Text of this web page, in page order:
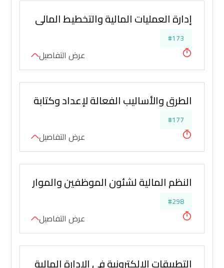
إدارة العمليات المالية والتخطيط المالي
#173
عرض التفاصيل
الطرق والأساليب الفعالة لإعداد وكتابة التقارير
#177
عرض التفاصيل
النظم المالية لشئون الموظفين والموارد
#298
عرض التفاصيل
التطبيقات الإلكترونية في الإدارة المالية